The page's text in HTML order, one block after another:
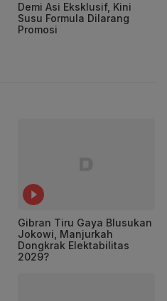
Demi Asi Eksklusif, Kini
Susu Formula Dilarang
Promosi
Gibran Tiru Gaya Blusukan
Jokowi, Manjurkah
Dongkrak Elektabilitas
2029?